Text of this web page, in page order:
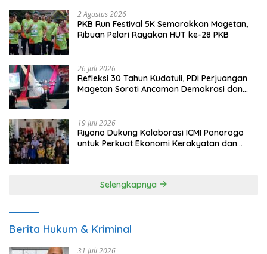
2 Agustus 2026
PKB Run Festival 5K Semarakkan Magetan,
Ribuan Pelari Rayakan HUT ke-28 PKB
26 Juli 2026
Refleksi 30 Tahun Kudatuli, PDI Perjuangan
Magetan Soroti Ancaman Demokrasi dan
19 Juli 2026
Riyono Dukung Kolaborasi ICMI Ponorogo
untuk Perkuat Ekonomi Kerakyatan dan
Selengkapnya
Berita Hukum & Kriminal
31 Juli 2026